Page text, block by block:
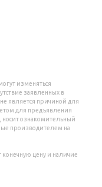
изменяться
заявленных в
является причиной для
для предъявления
ознакомительный
производителем на
цену и наличие